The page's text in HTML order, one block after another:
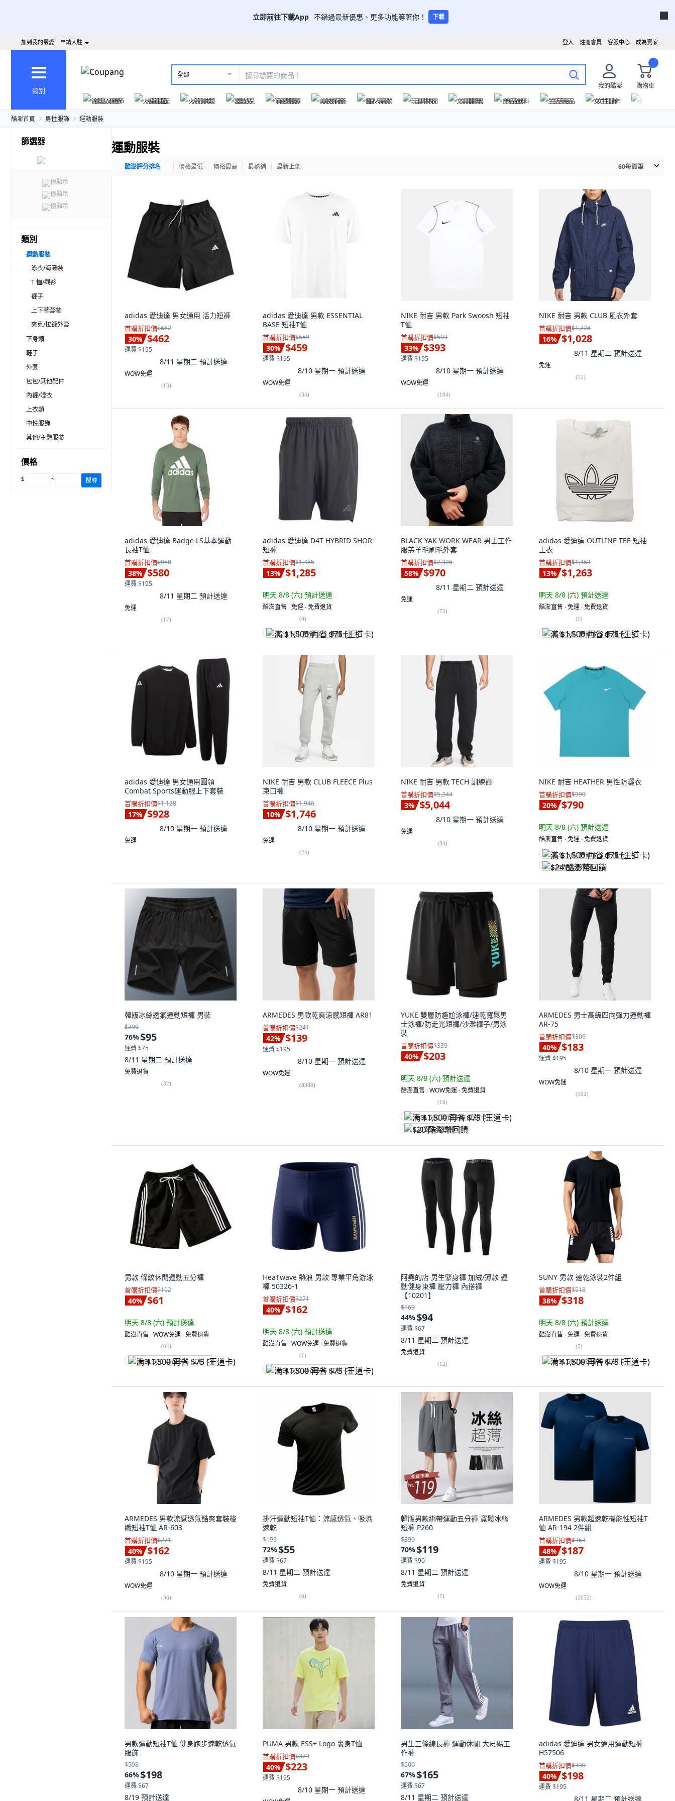
立即前往下載App 不錯過最新優惠、更多功能等著你！ 下載
成為賣家
客服中心
註冊會員
登入
加到我的最愛 申請入駐
類別
全部
我的酷澎
購物車
爸氣父親節
火箭速配 火箭跨境 嬰幼兒 保健醫療 美妝保養 個人清潔 玩具休閒 文具圖書 食品飲料 生活用品 女性服飾
酷澎首頁 男性服飾 運動服裝
篩選器
僅顯示
僅顯示
僅顯示
類別
運動服裝
泳衣/海灘裝
T 恤/襯衫
褲子
上下著套裝
夾克/拉鍊外套
下身類
鞋子
外套
包包/其他配件
內褲/睡衣
上衣類
中性服飾
其他/主題服裝
價格
$ ~ 搜尋
運動服裝
酷澎評分排名 價格最低 價格最高 最熱銷 最新上架 60每頁筆
adidas 愛迪達 男女通用 活力短褲
首購折扣價$662
30% $462
運費 $195
8/11 星期二 預計送達
WOW免運
(13)
adidas 愛迪達 男款 ESSENTIAL
BASE 短袖T恤
首購折扣價$659
30% $459
運費 $195
8/10 星期一 預計送達
WOW免運
(34)
NIKE 耐吉 男款 Park Swoosh 短袖
T恤
首購折扣價$593
33% $393
運費 $195
8/10 星期一 預計送達
WOW免運
(104)
NIKE 耐吉 男款 CLUB 風衣外套
首購折扣價$1,228
16% $1,028
8/11 星期二 預計送達
免運
(11)
adidas 愛迪達 Badge LS基本運動
長袖T恤
首購折扣價$950
38% $580
運費 $195
8/11 星期二 預計送達
免運
(17)
adidas 愛迪達 D4T HYBRID SHOR
短褲
首購折扣價$1,485
13% $1,285
明天 8/8 (六) 預計送達
酷澎直售 ∙ 免運 ∙ 免費退貨
(8)
满 $1,500 再省 $75 (王道卡)
BLACK YAK WORK WEAR 男士工作
服羔羊毛刷毛外套
首購折扣價$2,326
58% $970
8/11 星期二 預計送達
免運
(72)
adidas 愛迪達 OUTLINE TEE 短袖
上衣
首購折扣價$1,463
13% $1,263
明天 8/8 (六) 預計送達
酷澎直售 ∙ 免運 ∙ 免費退貨
(1)
满 $1,500 再省 $75 (王道卡)
adidas 愛迪達 男女通用圓領
Combat Sports運動服上下套裝
首購折扣價$1,128
17% $928
8/10 星期一 預計送達
免運
NIKE 耐吉 男款 CLUB FLEECE Plus
束口褲
首購折扣價$1,946
10% $1,746
8/10 星期一 預計送達
免運
(24)
NIKE 耐吉 男款 TECH 訓練褲
首購折扣價$5,244
3% $5,044
8/10 星期一 預計送達
免運
(34)
NIKE 耐吉 HEATHER 男性防曬衣
首購折扣價$990
20% $790
明天 8/8 (六) 預計送達
酷澎直售 ∙ 免運 ∙ 免費退貨
满 $1,500 再省 $75 (王道卡)
$24 酷澎幣回饋
韓版冰絲透氣運動短褲 男裝
$399
76%$95
運費 $75
8/11 星期二 預計送達
免費退貨
(32)
ARMEDES 男款乾爽涼感短褲 AR81
首購折扣價$241
42% $139
運費 $195
8/10 星期一 預計送達
WOW免運
(8388)
YUKE 雙層防尷尬泳褲/速乾寬鬆男
士泳褲/防走光短褲/沙灘褲子/男泳
裝
首購折扣價$339
40% $203
明天 8/8 (六) 預計送達
酷澎直售 ∙ WOW免運 ∙ 免費退貨
(16)
满 $1,500 再省 $75 (王道卡)
$20 酷澎幣回饋
ARMEDES 男士高級四向彈力運動褲
AR-75
首購折扣價$306
40% $183
運費 $195
8/10 星期一 預計送達
WOW免運
(192)
男款 條紋休閒運動五分褲
首購折扣價$102
40% $61
明天 8/8 (六) 預計送達
酷澎直售 ∙ WOW免運 ∙ 免費退貨
(64)
满 $1,500 再省 $75 (王道卡)
HeaTwave 熱浪 男款 專業平角游泳
褲 50326-1
首購折扣價$271
40% $162
明天 8/8 (六) 預計送達
酷澎直售 ∙ WOW免運 ∙ 免費退貨
(1)
满 $1,500 再省 $75 (王道卡)
阿堯的店 男生緊身褲 加絨/薄款 運
動健身束褲 壓力褲 內搭褲
【10201】
$169
44%$94
運費 $67
8/11 星期二 預計送達
免費退貨
(12)
SUNY 男款 速乾泳裝2件組
首購折扣價$518
38% $318
明天 8/8 (六) 預計送達
酷澎直售 ∙ 免運 ∙ 免費退貨
(5)
满 $1,500 再省 $75 (王道卡)
ARMEDES 男款涼感透氣酷爽套裝梭
織短袖T恤 AR-603
首購折扣價$271
40% $162
運費 $195
8/10 星期一 預計送達
WOW免運
(36)
排汗運動短袖T恤：涼感透氣、吸濕
速乾
$199
72%$55
運費 $67
8/11 星期二 預計送達
免費退貨
(6)
韓版男款綁帶運動五分褲 寬鬆冰絲
短褲 P260
$399
70%$119
運費 $90
8/11 星期二 預計送達
免費退貨
(7)
ARMEDES 男款超速乾機能性短袖T
恤 AR-194 2件組
首購折扣價$363
48% $187
運費 $195
8/10 星期一 預計送達
WOW免運
(2052)
男款運動短袖T恤 健身跑步速乾透氣
服飾
$598
66%$198
運費 $67
8/19 預計送達
PUMA 男款 ESS+ Logo 裹身T恤
首購折扣價$373
40% $223
運費 $195
8/10 星期一 預計送達
男生三條線長褲 運動休閒 大尺碼工
作褲
$500
67%$165
運費 $67
8/11 星期二 預計送達
adidas 愛迪達 男女通用運動短褲
H57506
首購折扣價$330
40% $198
運費 $195
8/11 星期二 預計送達